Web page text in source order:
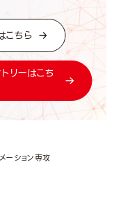
こちら
リーはこち
ーション専攻